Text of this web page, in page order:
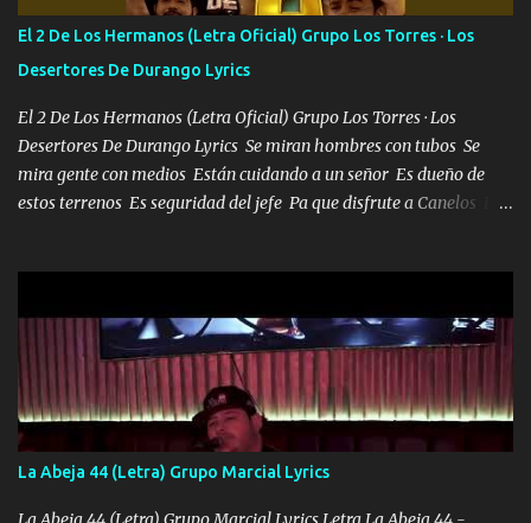
tirante andamos mi carnal atento a cualquier necesidad no porque
se ve limpio el camino nos confiamos al andar y nunca con la
misma piedra me vuelvo a tropezar Cuando ando de enamorado
en corto me tiró a per...
El 2 De Los Hermanos (Letra Oficial) Grupo Los Torres · Los
Desertores De Durango Lyrics
El 2 De Los Hermanos (Letra Oficial) Grupo Los Torres · Los
Desertores De Durango Lyrics Se miran hombres con tubos Se
mira gente con medios Están cuidando a un señor Es dueño de
estos terrenos Es seguridad del jefe Pa que disfrute a Canelos Es
ni tampoco las mujeres porque es platica de grandes por eso hay
que estar alegres doy las instrucciones para atender los deberes
Música Si es que salta algún problema de confianza tengo gente
ahí está el Hombre Cuarenta y también Pariente 7 arreglan
cualquier problema no más es cuestión que ordené NOS HACE
FALTA UN HERMANO DE CLAVE ERA EL 24 SIEMPRE FUE UN
HOMBRE VALIENTE POR ALGO M'URIÓ PELEAND0 SIEMPRE
VIO POR LA FAMILIA PARA QUE SIGA EL LEGADO Es el DOS de
La Abeja 44 (Letra) Grupo Marcial Lyrics